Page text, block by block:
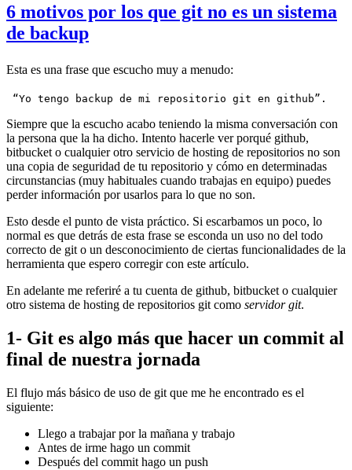
6 motivos por los que git no es un sistema
de backup
Esta es una frase que escucho muy a menudo:
“Yo tengo backup de mi repositorio git en github”.
Siempre que la escucho acabo teniendo la misma conversación con
la persona que la ha dicho. Intento hacerle ver porqué github,
bitbucket o cualquier otro servicio de hosting de repositorios no son
una copia de seguridad de tu repositorio y cómo en determinadas
circunstancias (muy habituales cuando trabajas en equipo) puedes
perder información por usarlos para lo que no son.
Esto desde el punto de vista práctico. Si escarbamos un poco, lo
normal es que detrás de esta frase se esconda un uso no del todo
correcto de git o un desconocimiento de ciertas funcionalidades de la
herramienta que espero corregir con este artículo.
En adelante me referiré a tu cuenta de github, bitbucket o cualquier
otro sistema de hosting de repositorios git como servidor git.
1- Git es algo más que hacer un commit al
final de nuestra jornada
El flujo más básico de uso de git que me he encontrado es el
siguiente:
Llego a trabajar por la mañana y trabajo
Antes de irme hago un commit
Después del commit hago un push